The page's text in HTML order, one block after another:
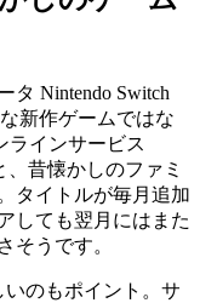
Nintendo Switch
新作ゲームではな
ラインサービス
、昔懐かしのファミ
タイトルが毎月追加
しても翌月にはまた
そうです。
のもポイント。サ